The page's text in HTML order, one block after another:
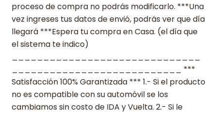
proceso de compra no podrás modificarlo. ***Una
vez ingreses tus datos de envió, podrás ver que día
llegará ***Espera tu compra en Casa. (el día que
el sistema te indico)
___________________________ ***
Satisfacción 100% Garantizada *** 1.- Si el producto
no es compatible con su automóvil se los
cambiamos sin costo de IDA y Vuelta. 2.- Si le